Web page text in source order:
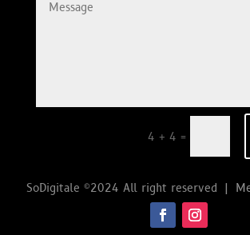
4 + 4 =
SoDigitale ©2024 All right reserved |